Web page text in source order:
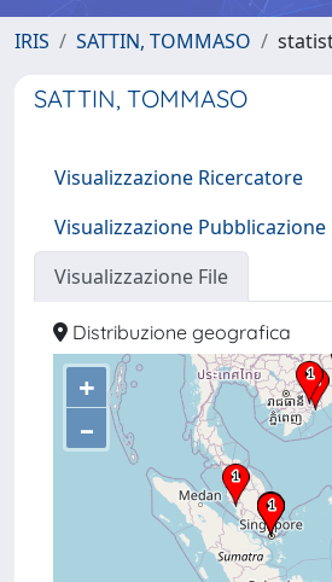
IRIS SATTIN, TOMMASO
SATTIN, TOMMASO
Visualizzazione Ricercatore
Visualizzazione Pubblicazione
Visualizzazione File
Distribuzione geografica
+
–